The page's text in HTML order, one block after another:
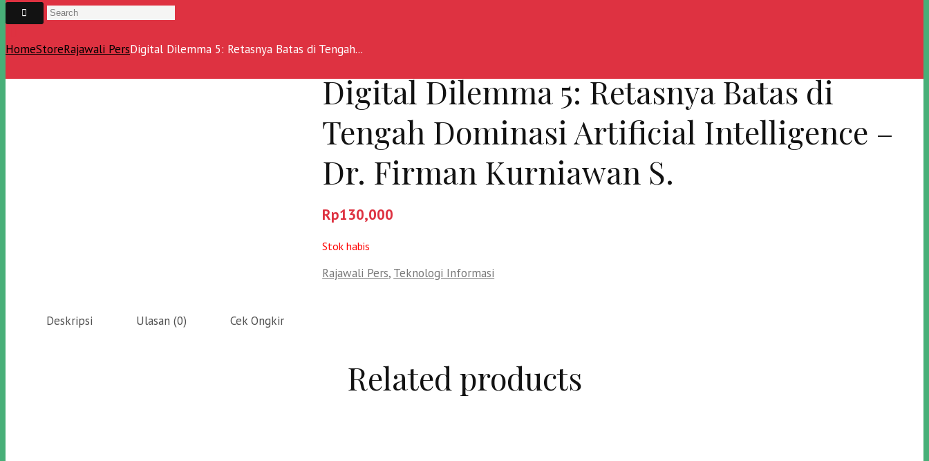
HomeStoreRajawali PersDigital Dilemma 5: Retasnya Batas di Tengah...
Digital Dilemma 5: Retasnya Batas di
Tengah Dominasi Artificial Intelligence –
Dr. Firman Kurniawan S.
Rp130,000
Stok habis
Rajawali Pers, Teknologi Informasi
Deskripsi Ulasan (0) Cek Ongkir
Related products